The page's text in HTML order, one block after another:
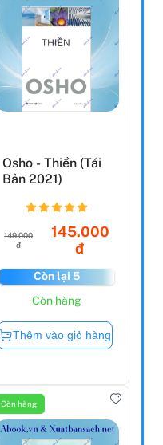
Osho - Thiền (Tái
Bản 2021)
149.000
đ
145.000
đ
Còn lại 5
Còn hàng
Thêm vào giỏ hàng
Còn hàng